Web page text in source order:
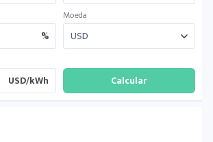
%
Moeda
USD/kWh